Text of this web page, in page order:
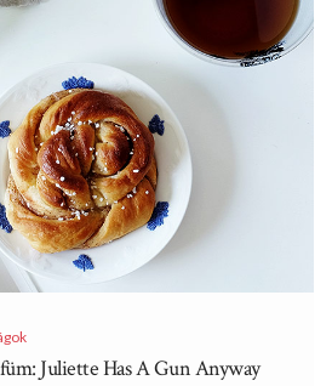
Juliette Has A Gun Anyway